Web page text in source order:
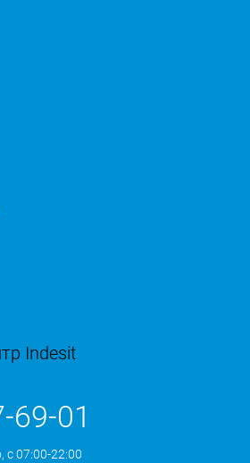
Indesit
69-01
с 07:00-22:00